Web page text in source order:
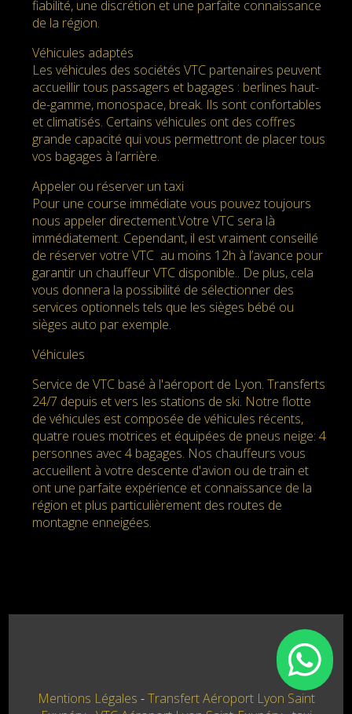
fiabilité, une discrétion et une parfaite connaissance
de la région.
Véhicules adaptés
Les véhicules des sociétés VTC partenaires peuvent
accueillir tous passagers et bagages : berlines haut-
de-gamme, monospace, break. Ils sont confortables
et climatisés. Certains véhicules ont des coffres
grande capacité qui vous permettront de placer tous
vos bagages à l’arrière.
Appeler ou réserver un taxi
Pour une course immédiate vous pouvez toujours
nous appeler directement.Votre VTC sera là
immédiatement. Cependant, il est vraiment conseillé
de réserver votre VTC au moins 12h à l’avance pour
garantir un chauffeur VTC disponible.. De plus, cela
vous donnera la possibilité de sélectionner des
services optionnels tels que les sièges bébé ou
sièges auto par exemple.
Véhicules
Service de VTC basé à l'aéroport de Lyon. Transferts
24/7 depuis et vers les stations de ski. Notre flotte
de véhicules est composée de véhicules récents,
quatre roues motrices et équipées de pneus neige: 4
personnes avec 4 bagages. Nos chauffeurs vous
accueillent à votre descente d'avion ou de train et
ont une parfaite expérience et connaissance de la
région et plus particulièrement des routes de
montagne enneigées.
Mentions Légales
Transfert Aéroport Lyon Saint